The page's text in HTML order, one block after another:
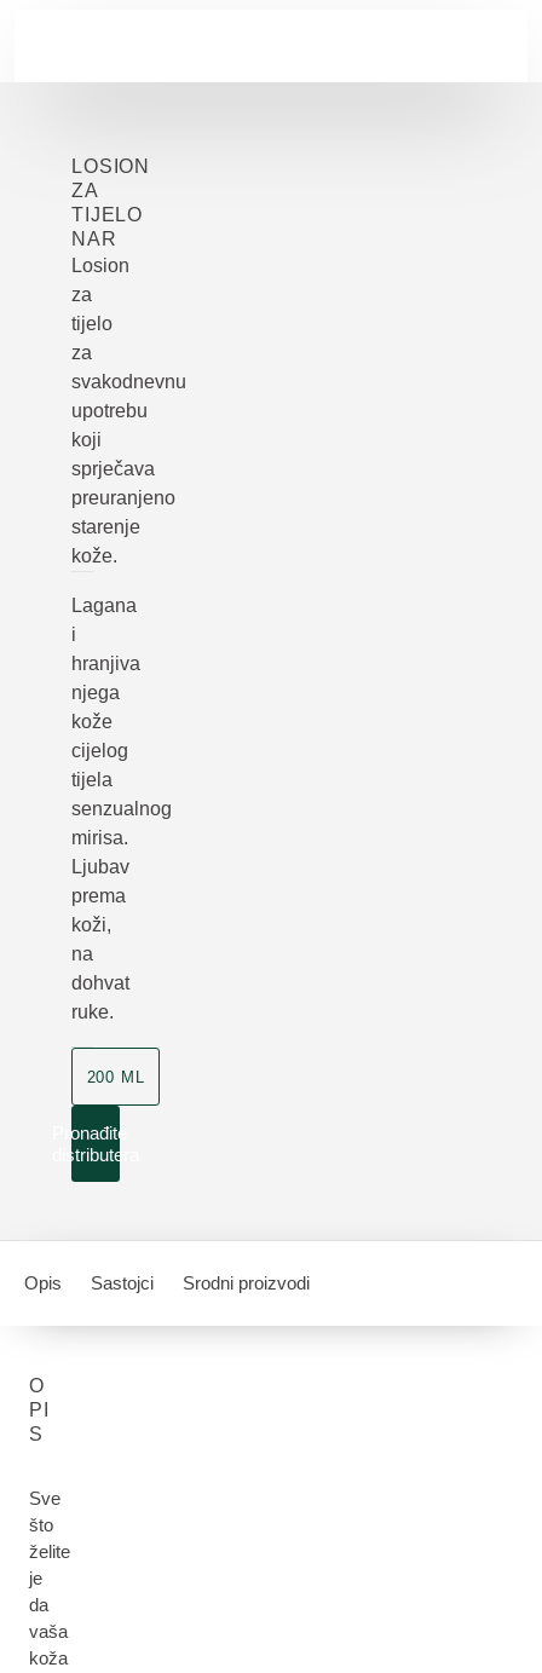
LOSION
ZA
TIJELO
NAR
Losion
za
tijelo
za
svakodnevnu
upotrebu
koji
sprječava
preuranjeno
starenje
kože.
Lagana
i
hranjiva
njega
kože
cijelog
tijela
senzualnog
mirisa.
Ljubav
prema
koži,
na
dohvat
ruke.
200 ML
Pronađite
distributera
Opis Sastojci Srodni proizvodi
O
PI
S
Sve
što
želite
je
da
vaša
koža